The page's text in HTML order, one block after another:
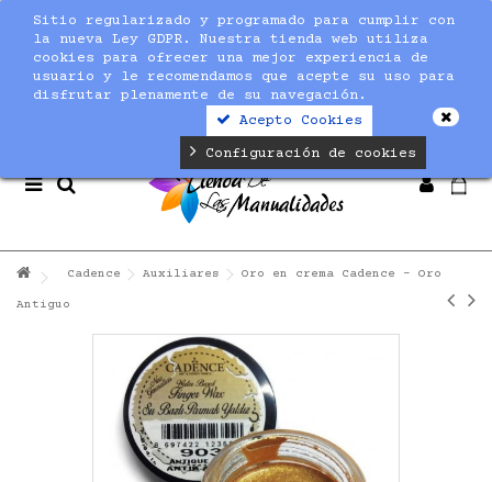
Notice : Undefined index: max_amount in
/home/nuevaltm/public_html/modules/sequracheckout/lib/
on line19
Sitio regularizado y programado para cumplir con
la nueva Ley GDPR. Nuestra tienda web utiliza
cookies para ofrecer una mejor experiencia de
usuario y le recomendamos que acepte su uso para
disfrutar plenamente de su navegación.
Acepto Cookies
Configuración de cookies
Cadence Auxiliares Oro en crema Cadence - Oro
Antiguo